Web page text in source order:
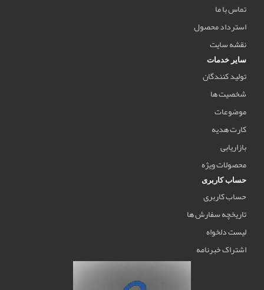
تماس با ما
استرداد محصول
نقشه سایت
سایر خدمات
تولید کنندگان
شخصیت ها
موضوعات
کارت هدیه
بازاریابی
محصولات ویژه
حساب کاربری
حساب کاربری
تاریخچه سفارش ها
لیست دلخواه
اشتراک خبرنامه